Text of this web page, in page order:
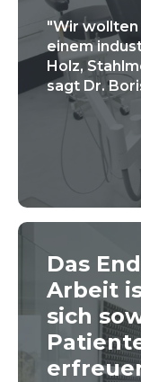
"Wir wollten
einem
Holz,
sagt Dr.
Das
Arbeit
sich